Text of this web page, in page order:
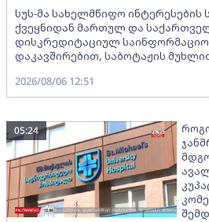
სუს-მა სახელმწიფო ინტერესების
ქვეყნიდან მართულ და
დისკრედიტაციულ საინფორმაციო
დაკავშირებით, საბოტაჟის
2026/08/06 12:51
05:24